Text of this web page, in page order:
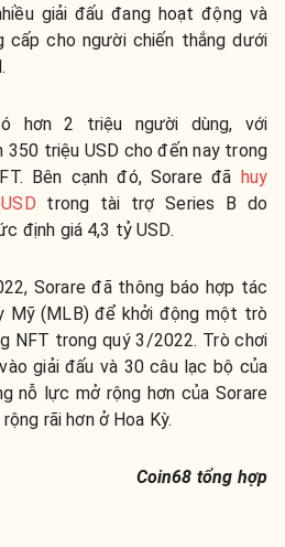
giải đấu đang hoạt động và
cấp cho người chiến thắng dưới
hơn 2 triệu người dùng, với
350 triệu USD cho đến nay trong
Bên cạnh đó, Sorare đã huy
trong tài trợ Series B do
định giá 4,3 tỷ USD.
Sorare đã thông báo hợp tác
Mỹ (MLB) để khởi động một trò
NFT trong quý 3/2022. Trò chơi
giải đấu và 30 câu lạc bộ của
nỗ lực mở rộng hơn của Sorare
rãi hơn ở Hoa Kỳ.
Coin68 tổng hợp